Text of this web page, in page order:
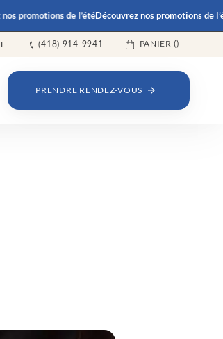
de l’étéDécouvrez nos promotions de l’été
(418) 914-9941 PANIER ()
PRENDRE RENDEZ-VOUS